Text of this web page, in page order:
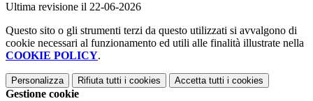
Ultima revisione il 22-06-2026
Questo sito o gli strumenti terzi da questo utilizzati si avvalgono di
cookie necessari al funzionamento ed utili alle finalità illustrate nella
COOKIE POLICY.
Personalizza Rifiuta tutti i cookies Accetta tutti i cookies
Gestione cookie